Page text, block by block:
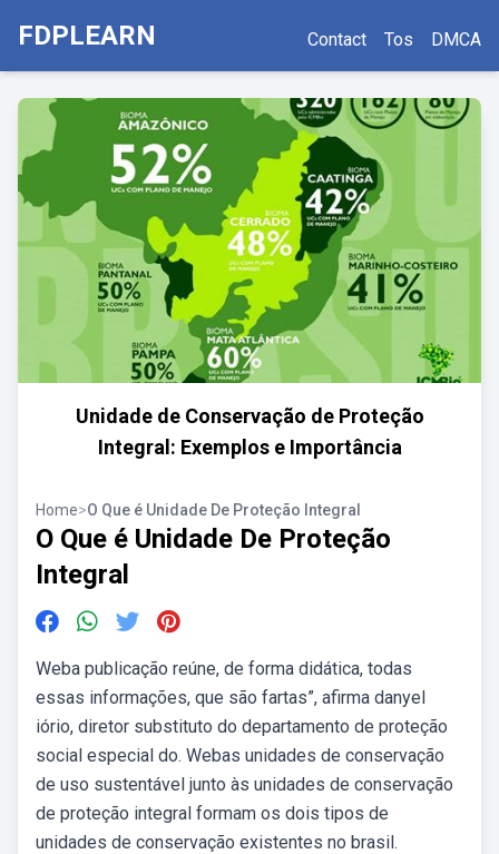
FDPLEARN Contact Tos DMCA
Unidade de Conservação de Proteção
Integral: Exemplos e Importância
Home>O Que é Unidade De Proteção Integral
O Que é Unidade De Proteção
Integral
Weba publicação reúne, de forma didática, todas
essas informações, que são fartas”, afirma danyel
iório, diretor substituto do departamento de proteção
social especial do. Webas unidades de conservação
de uso sustentável junto às unidades de conservação
de proteção integral formam os dois tipos de
unidades de conservação existentes no brasil.